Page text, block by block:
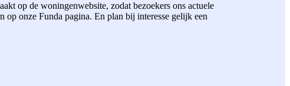
op de woningenwebsite, zodat bezoekers ons actuele
onze Funda pagina. En plan bij interesse gelijk een